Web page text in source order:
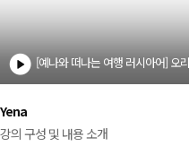
Yena
강의 구성 및 내용 소개